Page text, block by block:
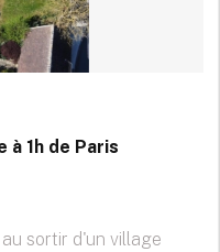
1h de Paris
sortir d'un village